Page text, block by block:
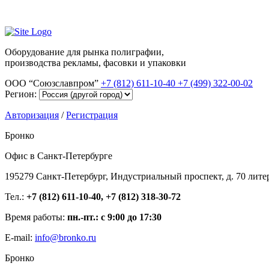
Оборудование для рынка полиграфии,
производства рекламы, фасовки и упаковки
ООО “Союзславпром” +7 (812) 611-10-40 +7 (499) 322-00-02
Регион:
Авторизация /Регистрация
Бронко
Офис в Санкт-Петербурге
195279 Санкт-Петербург, Индустриальный проспект, д. 70
Тел.: +7 (812) 611-10-40, +7 (812) 318-30-72
Время работы: пн.-пт.: с 9:00 до 17:30
E-mail: info@bronko.ru
Бронко